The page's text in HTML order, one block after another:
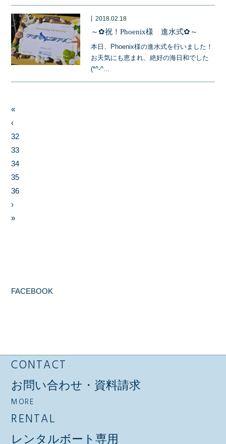
| 2018.02.18
～✿祝！Phoenix様 進水式✿～
本日、Phoenix様の進水式を行いました！
お天気にも恵まれ、絶好の海日和でした
(*^-^...
«
‹
32
33
34
35
36
›
»
FACEBOOK
CONTACT
お問い合わせ・資料請求
MORE
RENTAL
レンタルボート専用